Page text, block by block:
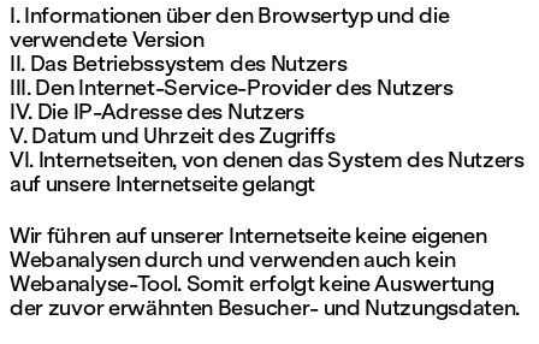
I. Informationen über den Browsertyp und die
verwendete Version
II. Das Betriebssystem des Nutzers
III. Den Internet-Service-Provider des Nutzers
IV. Die IP-Adresse des Nutzers
V. Datum und Uhrzeit des Zugriffs
VI. Internetseiten, von denen das System des Nutzers
auf unsere Internetseite gelangt
Wir führen auf unserer Internetseite keine eigenen
Webanalysen durch und verwenden auch kein
Webanalyse-Tool. Somit erfolgt keine Auswertung
der zuvor erwähnten Besucher- und Nutzungsdaten.